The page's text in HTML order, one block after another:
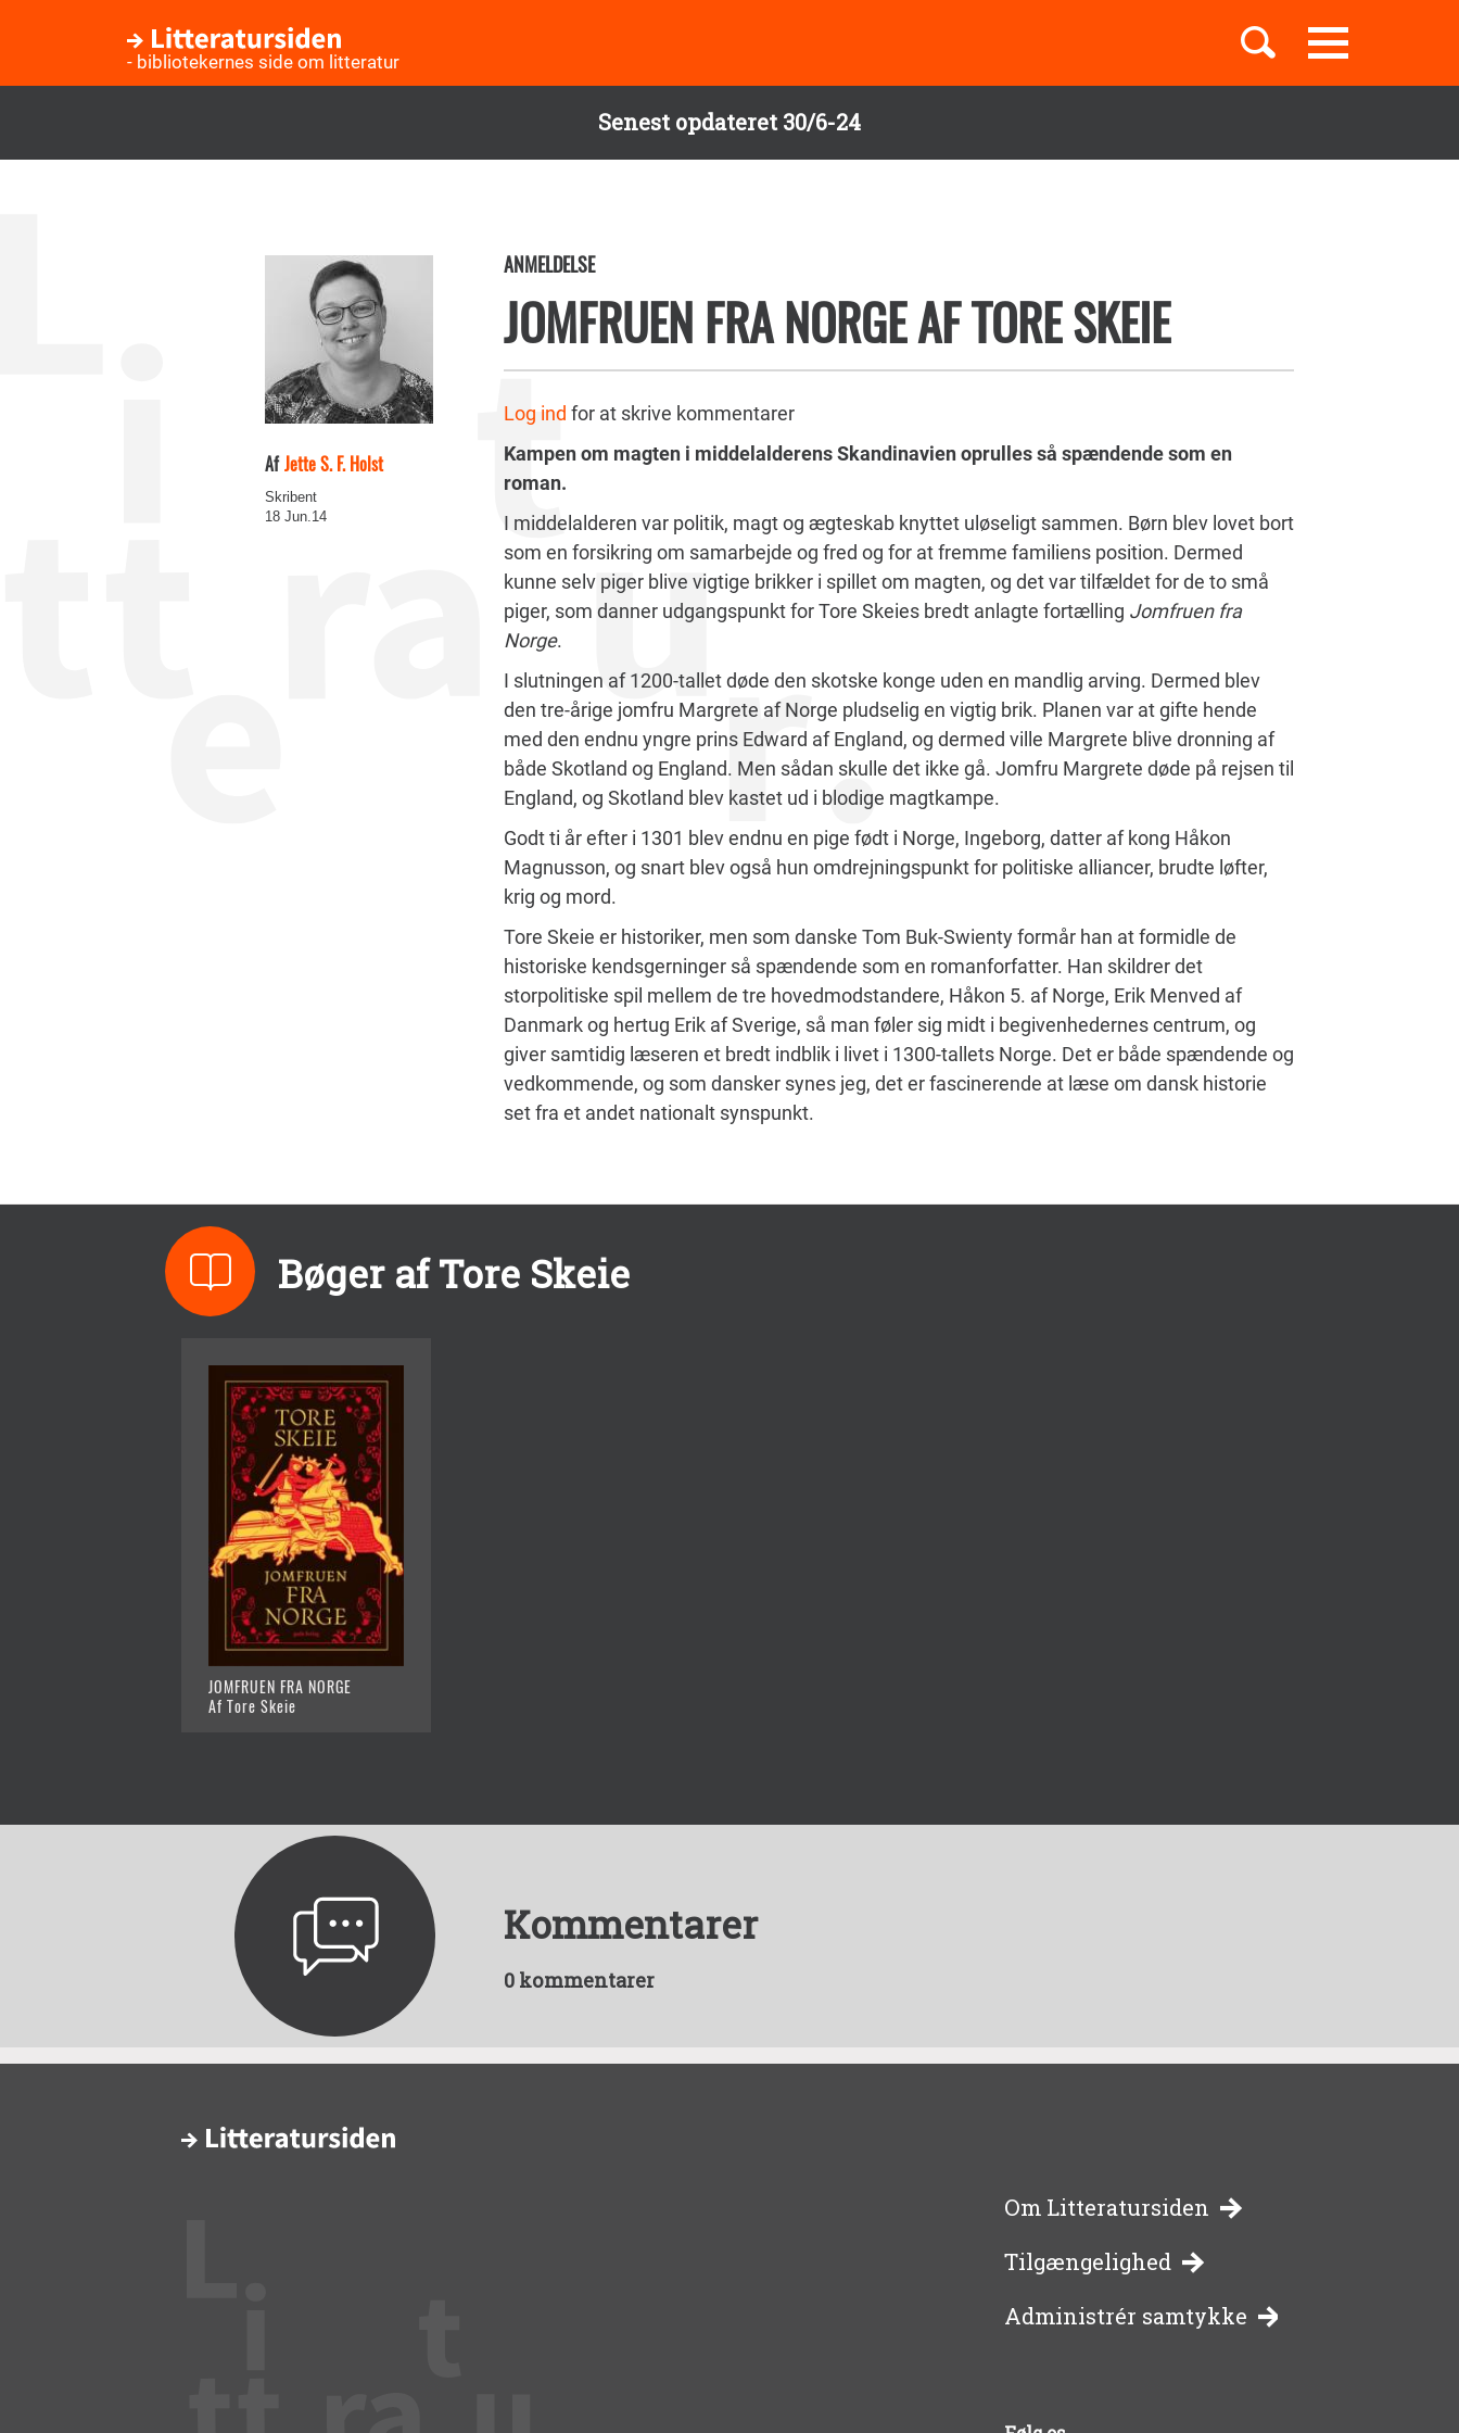
Senest opdateret 30/6-24
Toggle
navigation
- bibliotekernes side om litteratur
Børnebøger
Af Jette S. F. Holst
Skribent
18 Jun.14
ANMELDELSE
JOMFRUEN FRA NORGE AF TORE SKEIE
Log ind for at skrive kommentarer
Kampen om magten i middelalderens Skandinavien oprulles så spændende som en
roman.
I middelalderen var politik, magt og ægteskab knyttet uløseligt sammen. Børn blev lovet bort
som en forsikring om samarbejde og fred og for at fremme familiens position. Dermed
kunne selv piger blive vigtige brikker i spillet om magten, og det var tilfældet for de to små
piger, som danner udgangspunkt for Tore Skeies bredt anlagte fortælling Jomfruen fra
Norge.
I slutningen af 1200-tallet døde den skotske konge uden en mandlig arving. Dermed blev
den tre-årige jomfru Margrete af Norge pludselig en vigtig brik. Planen var at gifte hende
med den endnu yngre prins Edward af England, og dermed ville Margrete blive dronning af
både Skotland og England. Men sådan skulle det ikke gå. Jomfru Margrete døde på rejsen til
England, og Skotland blev kastet ud i blodige magtkampe.
Godt ti år efter i 1301 blev endnu en pige født i Norge, Ingeborg, datter af kong Håkon
Magnusson, og snart blev også hun omdrejningspunkt for politiske alliancer, brudte løfter,
krig og mord.
Tore Skeie er historiker, men som danske Tom Buk-Swienty formår han at formidle de
historiske kendsgerninger så spændende som en romanforfatter. Han skildrer det
storpolitiske spil mellem de tre hovedmodstandere, Håkon 5. af Norge, Erik Menved af
Danmark og hertug Erik af Sverige, så man føler sig midt i begivenhedernes centrum, og
giver samtidig læseren et bredt indblik i livet i 1300-tallets Norge. Det er både spændende og
vedkommende, og som dansker synes jeg, det er fascinerende at læse om dansk historie
set fra et andet nationalt synspunkt.
Bøger af Tore Skeie
JOMFRUEN FRA NORGE
Af Tore Skeie
Kommentarer
0 kommentarer
-
bibliotekernes
om
Om Litteratursiden
Tilgængelighed
Administrér samtykke